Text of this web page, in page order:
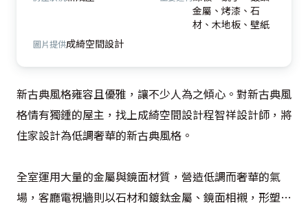
金屬、烤漆、石
材、木地板、壁紙
圖片提供成綺空間設計
新古典風格雍容且優雅，讓不少人為之傾心。對新古典風
格情有獨鍾的屋主，找上成綺空間設計程智祥設計師，將
住家設計為低調奢華的新古典風格。
全室運用大量的金屬與鏡面材質，營造低調而奢華的氣
場，客廳電視牆則以石材和鍍鈦金屬、鏡面相襯，形塑氣